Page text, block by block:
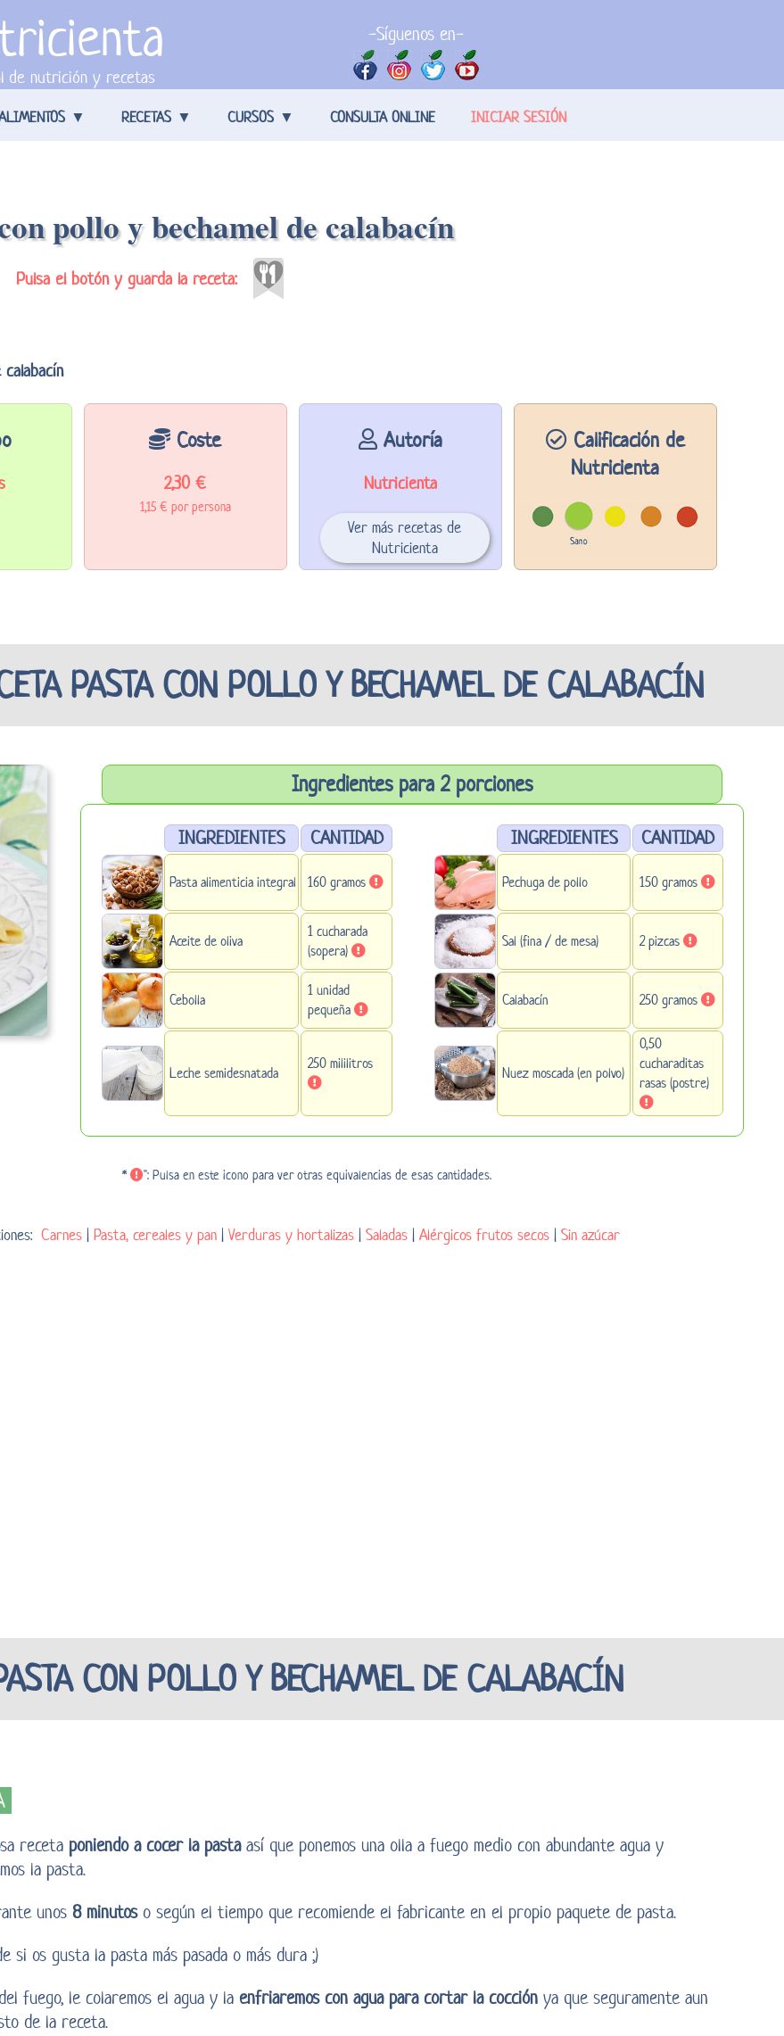
de nutrición y recetas
-Síguenos en-
RECETAS CURSOS CONSULTA ONLINE INICIAR SESIÓN
pollo y bechamel de calabacín
Pulsa el botón y guarda la receta:
Coste
2,30 €
1,15 € por persona
Autoría
Nutricienta
Ver más recetas de
Nutricienta
Calificación de
Nutricienta
PASTA CON POLLO Y BECHAMEL DE CALABACÍN
Ingredientes para 2 porciones
INGREDIENTES CANTIDAD INGREDIENTES CANTIDAD
Pasta alimenticia integral 160 gramos Pechuga de pollo 150 gramos
Aceite de oliva
1 cucharada
(sopera)
Sal (fina / de mesa) 2 pizcas
Cebolla
1 unidad
pequeña
Calabacín 250 gramos
Leche semidesnatada
250 mililitros
Nuez moscada (en polvo)
0,50
cucharaditas
rasas (postre)
* ": Pulsa en este icono para ver otras equivalencias de esas cantidades.
Carnes| Pasta, cereales y pan| Verduras y hortalizas| Saladas| Alérgicos frutos secos| Sin azúcar
CON POLLO Y BECHAMEL DE CALABACÍN
receta poniendo a cocer la pastaasí que ponemos una olla a fuego medio con abundante agua y
la pasta.
unos 8 minutoso según el tiempo que recomiende el fabricante en el propio paquete de pasta.
si os gusta la pasta más pasada o más dura ;)
fuego, le colaremos el agua y la enfriaremos con agua para cortar la cocción ya que seguramente aun
de la receta.